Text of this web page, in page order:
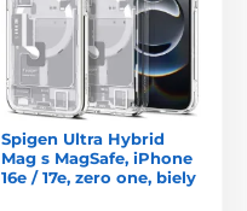
Spigen Ultra Hybrid
Mag s MagSafe, iPhone
16e / 17e, zero one, biely